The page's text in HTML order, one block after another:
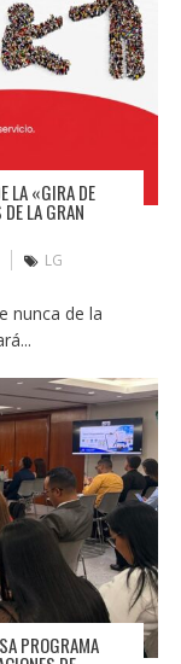
LA «GIRA DE
LA GRAN
LG
nunca de la
PROGRAMA